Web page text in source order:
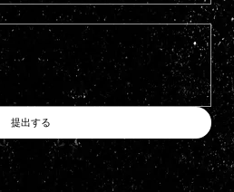
提出する